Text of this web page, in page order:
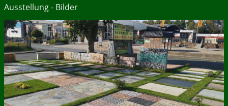
Ausstellung - Bilder